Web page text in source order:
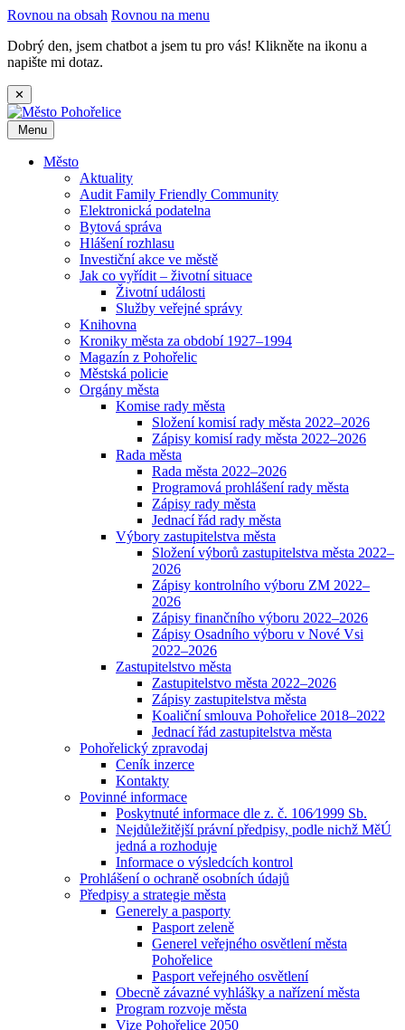
Rovnou na obsah Rovnou na menu
Dobrý den, jsem chatbot a jsem tu pro vás! Klikněte na ikonu a
napište mi dotaz.
✕
Menu
Město
Aktuality
Audit Family Friendly Community
Elektronická podatelna
Bytová správa
Hlášení rozhlasu
Investiční akce ve městě
Jak co vyřídit – životní situace
Životní události
Služby veřejné správy
Knihovna
Kroniky města za období 1927–1994
Magazín z Pohořelic
Městská policie
Orgány města
Komise rady města
Složení komisí rady města 2022–2026
Zápisy komisí rady města 2022–2026
Rada města
Rada města 2022–2026
Programová prohlášení rady města
Zápisy rady města
Jednací řád rady města
Výbory zastupitelstva města
Složení výborů zastupitelstva města 2022–
2026
Zápisy kontrolního výboru ZM 2022–
2026
Zápisy finančního výboru 2022–2026
Zápisy Osadního výboru v Nové Vsi
2022–2026
Zastupitelstvo města
Zastupitelstvo města 2022–2026
Zápisy zastupitelstva města
Koaliční smlouva Pohořelice 2018–2022
Jednací řád zastupitelstva města
Pohořelický zpravodaj
Ceník inzerce
Kontakty
Povinné informace
Poskytnuté informace dle z. č. 106⁄1999 Sb.
Nejdůležitější právní předpisy, podle nichž MěÚ
jedná a rozhoduje
Informace o výsledcích kontrol
Prohlášení o ochraně osobních údajů
Předpisy a strategie města
Generely a pasporty
Pasport zeleně
Generel veřejného osvětlení města
Pohořelice
Pasport veřejného osvětlení
Obecně závazné vyhlášky a nařízení města
Program rozvoje města
Vize Pohořelice 2050